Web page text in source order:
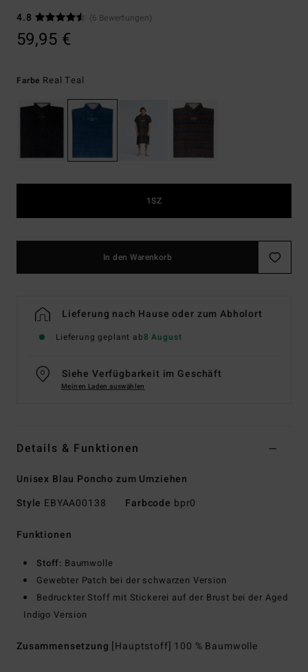
4.8
(6 Bewertungen)
59,95 €
Farbe Real Teal
1SZ
In den Warenkorb
Lieferung nach Hause oder zum Abholort
Lieferung geplant ab8 August
Siehe Verfügbarkeit im Geschäft
Meinen Laden auswählen
Details & Funktionen
Unisex Blau Poncho zum Umziehen
Style EBYAA00138 Farbcode bpr0
Funktionen
Stoff: Baumwolle
Gewebter Patch bei der schwarzen Version
Bedruckter Stoff mit Stickerei auf der Brust bei der Aged
Indigo Version
Zusammensetzung [Hauptstoff] 100 % Baumwolle